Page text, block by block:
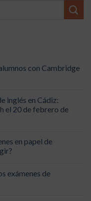
con Cambridge
inglés en Cádiz:
el 20 de febrero de
en papel de
exámenes de